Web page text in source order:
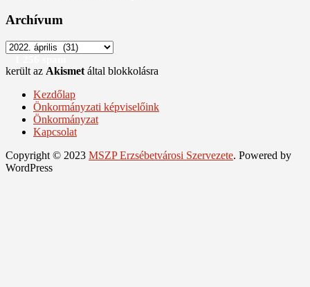
Archívum
Archívum
került az Akismet által blokkolásra
Kezdőlap
Önkormányzati képviselőink
Önkormányzat
Kapcsolat
Copyright © 2023 MSZP Erzsébetvárosi Szervezete. Powered by
WordPress